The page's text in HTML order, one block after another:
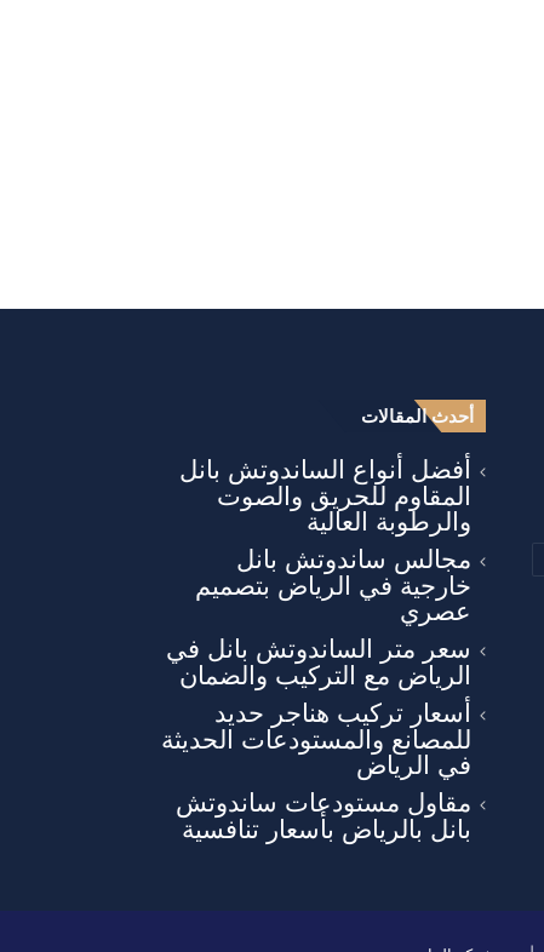
أحدث المقالات
أفضل أنواع الساندوتش بانل
المقاوم للحريق والصوت
والرطوبة العالية
مجالس ساندوتش بانل
خارجية في الرياض بتصميم
عصري
سعر متر الساندوتش بانل في
الرياض مع التركيب والضمان
أسعار تركيب هناجر حديد
للمصانع والمستودعات الحديثة
في الرياض
مقاول مستودعات ساندوتش
بانل بالرياض بأسعار تنافسية